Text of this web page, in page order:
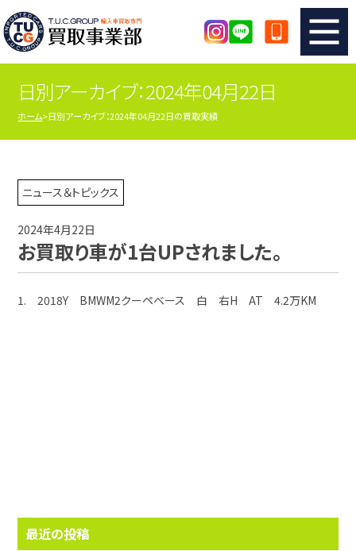
TUCのカンタン査定 買取りの流れ
査定の注意事項 メーカー別査定フォーム
TUCの買取実績
店舗紹介
日別アーカイブ：2024年04月22日
ホーム 日別アーカイブ：2024年04月22日の買取実績
ニュース＆トピックス
2024年4月22日
お買取り車が1台UPされました。
1. 2018Y BMWM2クーペベース 白 右H AT 4.2万KM
最近の投稿